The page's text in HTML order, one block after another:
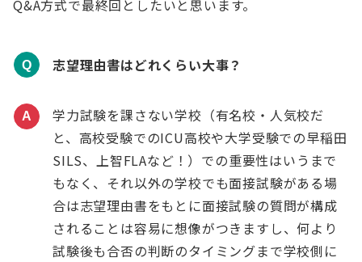
Q&A方式で最終回としたいと思います。
Q 志望理由書はどれくらい大事？
A
学力試験を課さない学校（有名校・人気校だ
と、高校受験でのICU高校や大学受験での早稲田
SILS、上智FLAなど！）での重要性はいうまで
もなく、それ以外の学校でも面接試験がある場
合は志望理由書をもとに面接試験の質問が構成
されることは容易に想像がつきますし、何より
試験後も合否の判断のタイミングまで学校側に